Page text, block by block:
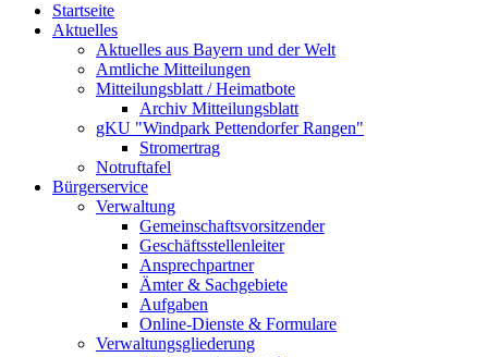
Startseite
Aktuelles
Aktuelles aus Bayern und der Welt
Amtliche Mitteilungen
Mitteilungsblatt / Heimatbote
Archiv Mitteilungsblatt
gKU "Windpark Pettendorfer Rangen"
Stromertrag
Notruftafel
Bürgerservice
Verwaltung
Gemeinschaftsvorsitzender
Geschäftsstellenleiter
Ansprechpartner
Ämter & Sachgebiete
Aufgaben
Online-Dienste & Formulare
Verwaltungsgliederung